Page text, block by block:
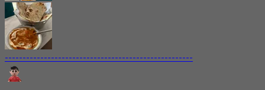
-----------------------------------------------------